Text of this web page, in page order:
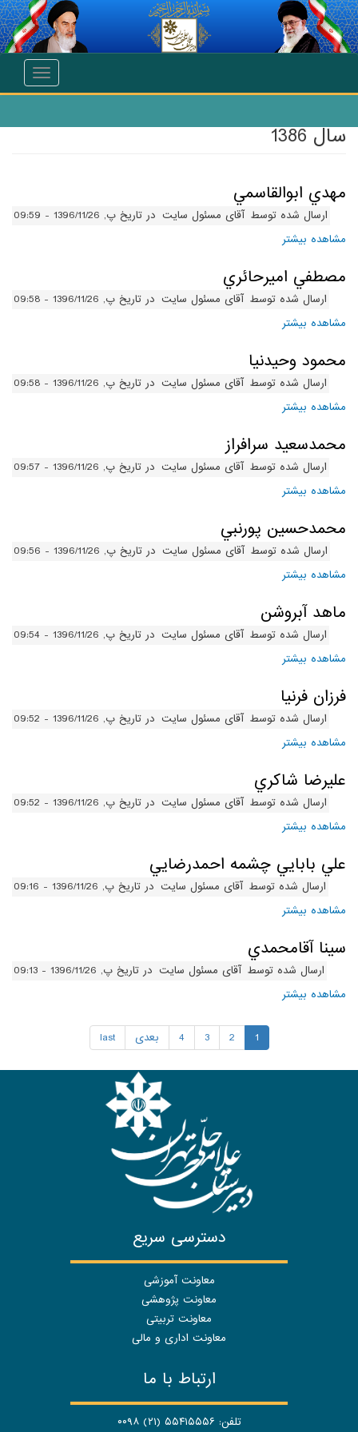
انتقال به محتوای اصلی
Toggle
سال 1386
مهدي ابوالقاسمي
ارسال شده توسط آقای مسئول سایت در تاریخ پ, 1396/11/26 - 09:59
مشاهده بیشتر
مصطفي اميرحائري
ارسال شده توسط آقای مسئول سایت در تاریخ پ, 1396/11/26 - 09:58
مشاهده بیشتر
محمود وحيدنيا
ارسال شده توسط آقای مسئول سایت در تاریخ پ, 1396/11/26 - 09:58
مشاهده بیشتر
محمدسعيد سرافراز
ارسال شده توسط آقای مسئول سایت در تاریخ پ, 1396/11/26 - 09:57
مشاهده بیشتر
محمدحسين پورنبي
ارسال شده توسط آقای مسئول سایت در تاریخ پ, 1396/11/26 - 09:56
مشاهده بیشتر
ماهد آبروشن
ارسال شده توسط آقای مسئول سایت در تاریخ پ, 1396/11/26 - 09:54
مشاهده بیشتر
فرزان فرنيا
ارسال شده توسط آقای مسئول سایت در تاریخ پ, 1396/11/26 - 09:52
مشاهده بیشتر
عليرضا شاکري
ارسال شده توسط آقای مسئول سایت در تاریخ پ, 1396/11/26 - 09:52
مشاهده بیشتر
علي بابايي چشمه احمدرضايي
ارسال شده توسط آقای مسئول سایت در تاریخ پ, 1396/11/26 - 09:16
مشاهده بیشتر
سينا آقامحمدي
ارسال شده توسط آقای مسئول سایت در تاریخ پ, 1396/11/26 - 09:13
مشاهده بیشتر
1
2
3
4 بعدی last
دسترسی سریع
معاونت آموزشی
معاونت پژوهشی
معاونت تربیتی
معاونت اداری و مالی
ارتباط با ما
تلفن: ۵۵۴۱۵۵۵۶ (۲۱) ۰۰۹۸